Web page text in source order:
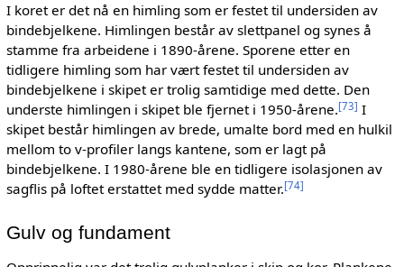
I koret er det nå en himling som er festet til undersiden av
bindebjelkene. Himlingen består av slettpanel og synes å
stamme fra arbeidene i 1890-årene. Sporene etter en
tidligere himling som har vært festet til undersiden av
bindebjelkene i skipet er trolig samtidige med dette. Den
underste himlingen i skipet ble fjernet i 1950-årene.[73] I
skipet består himlingen av brede, umalte bord med en hulkil
mellom to v-profiler langs kantene, som er lagt på
bindebjelkene. I 1980-årene ble en tidligere isolasjonen av
sagflis på loftet erstattet med sydde matter.[74]
Gulv og fundament